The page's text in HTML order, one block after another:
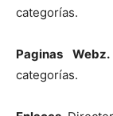
categorías.
Paginas Webz.
categorías.